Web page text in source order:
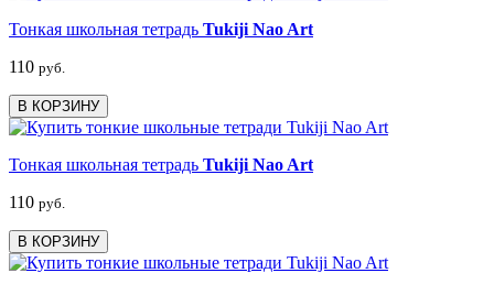
Тонкая школьная тетрадь Tukiji Nao Art
110 руб.
В КОРЗИНУ
Тонкая школьная тетрадь Tukiji Nao Art
110 руб.
В КОРЗИНУ